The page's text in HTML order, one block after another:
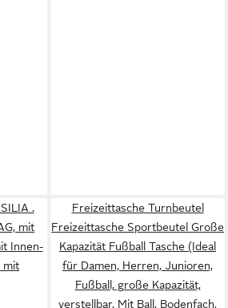
.
mit
Innen-
mit
Freizeittasche Turnbeutel
Freizeittasche Sportbeutel Große
Kapazität Fußball Tasche (Ideal
für Damen, Herren, Junioren,
Fußball, große Kapazität,
verstellbar, Mit Ball, Bodenfach,